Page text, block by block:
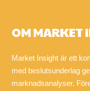
OM MARKET
Market Insight är ett
med beslutsunderlag
marknadsanalyser.